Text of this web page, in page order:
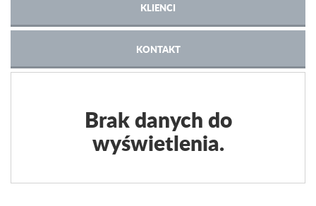
KLIENCI
KONTAKT
Brak danych do
wyświetlenia.